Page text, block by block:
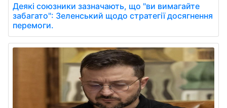
Деякі союзники зазначають, що "ви вимагайте
забагато": Зеленський щодо стратегії досягнення
перемоги.